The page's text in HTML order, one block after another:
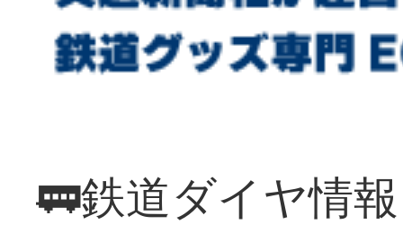
🚃鉄道ダイヤ情